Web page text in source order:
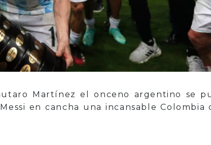
Martínez el onceno argentino se
en cancha una incansable Colombia